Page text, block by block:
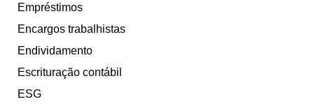
Empréstimos
Encargos trabalhistas
Endividamento
Escrituração contábil
ESG